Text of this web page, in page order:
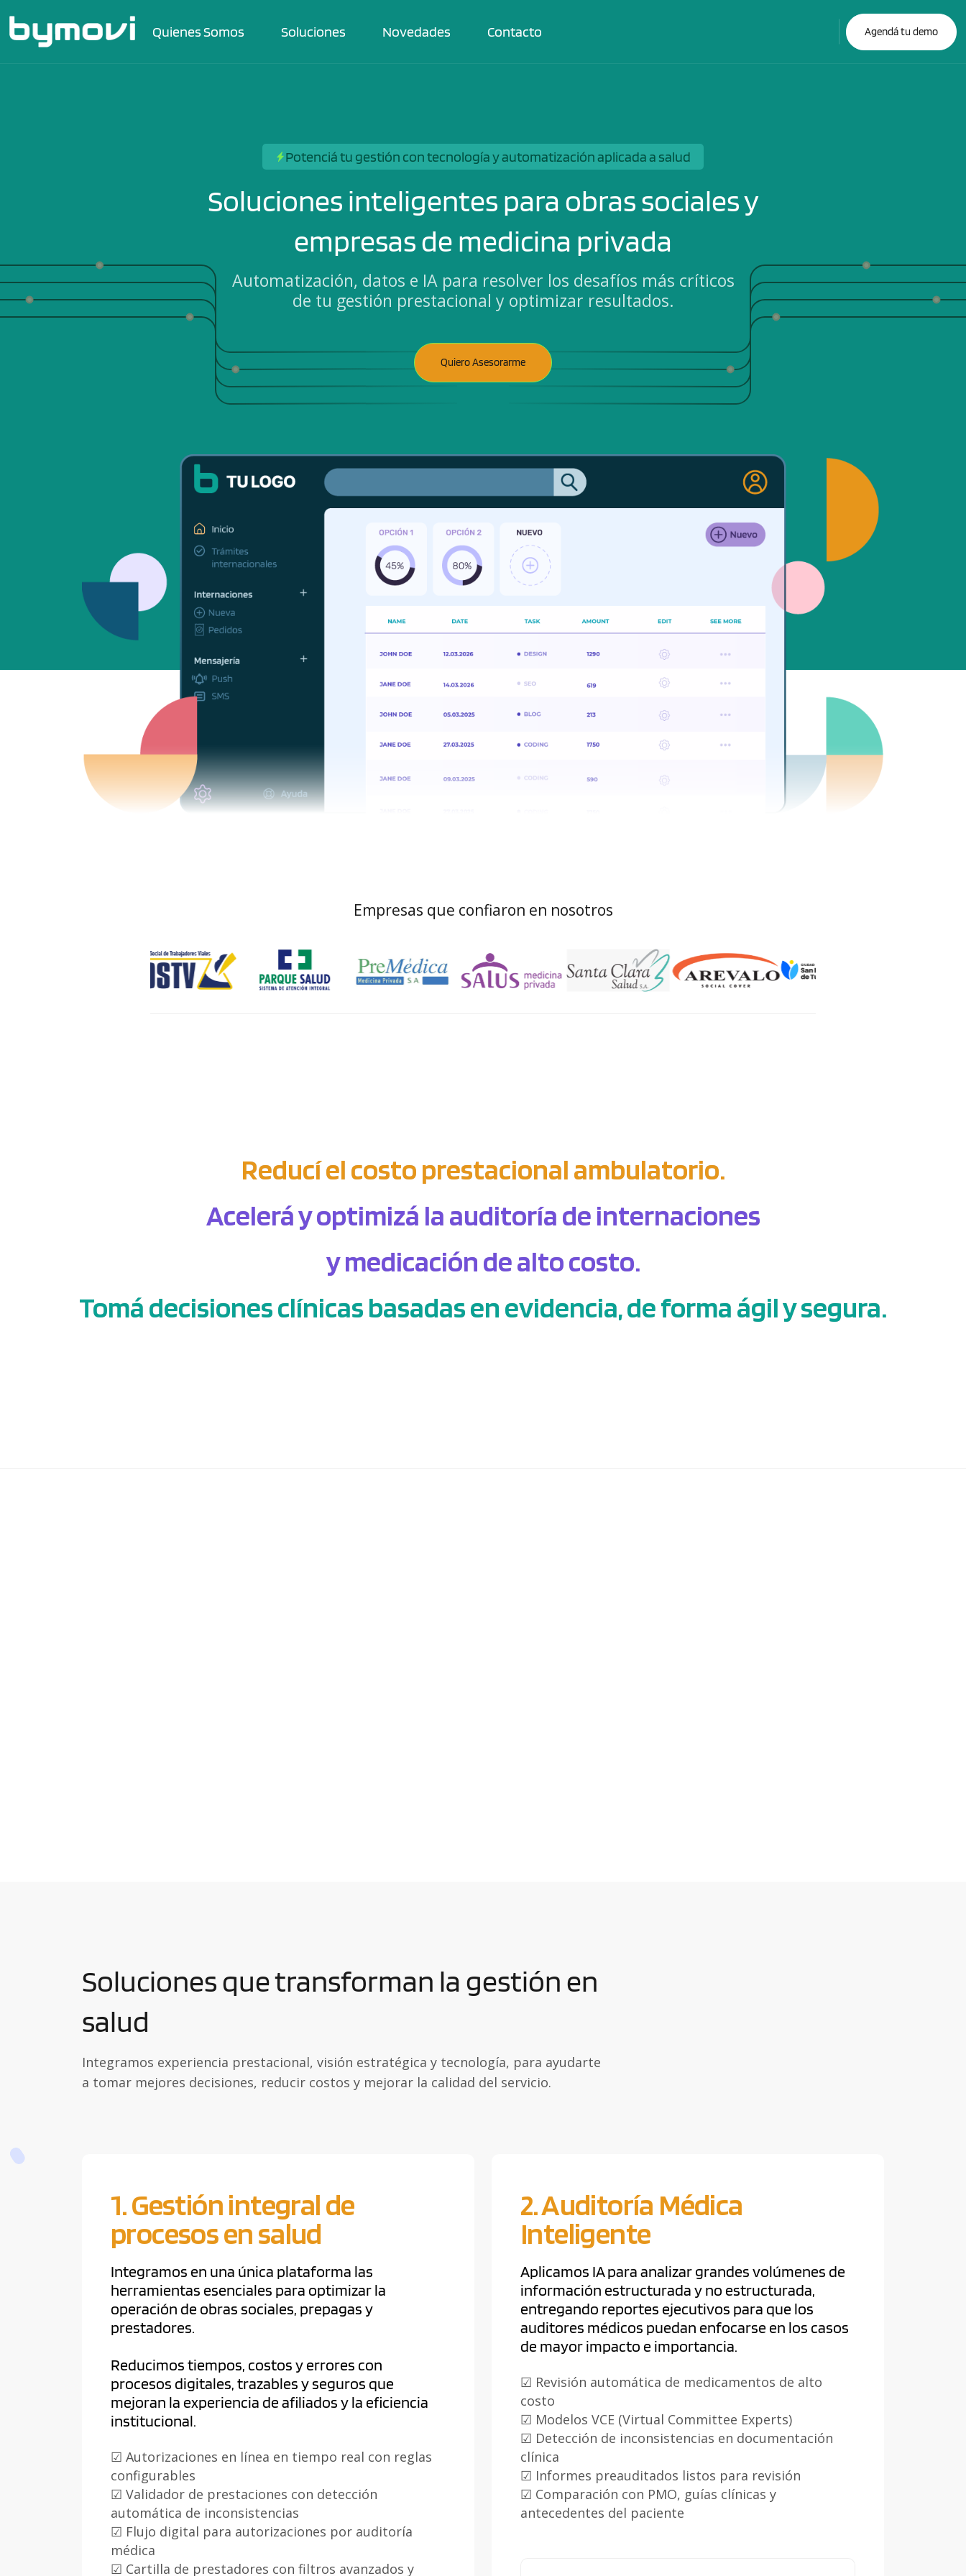
Quienes Somos Soluciones Novedades Contacto Agendá tu demo
Potenciá tu gestión con tecnología y automatización aplicada a salud
Soluciones inteligentes para obras sociales y
empresas de medicina privada
Automatización, datos e IA para resolver los desafíos más críticos
de tu gestión prestacional y optimizar resultados.
Quiero Asesorarme
Empresas que confiaron en nosotros
Reducí el costo prestacional ambulatorio.
Acelerá y optimizá la auditoría de internaciones
y medicación de alto costo.
Tomá decisiones clínicas basadas en evidencia, de forma ágil y segura.
Soluciones que transforman la gestión en
salud
Integramos experiencia prestacional, visión estratégica y tecnología, para ayudarte
a tomar mejores decisiones, reducir costos y mejorar la calidad del servicio.
1. Gestión integral de
procesos en salud
Integramos en una única plataforma las
herramientas esenciales para optimizar la
operación de obras sociales, prepagas y
prestadores.
Reducimos tiempos, costos y errores con
procesos digitales, trazables y seguros que
mejoran la experiencia de afiliados y la eficiencia
institucional.
☑ Autorizaciones en línea en tiempo real con reglas
configurables
☑ Validador de prestaciones con detección
automática de inconsistencias
☑ Flujo digital para autorizaciones por auditoría
médica
☑ Cartilla de prestadores con filtros avanzados y
2. Auditoría Médica
Inteligente
Aplicamos IA para analizar grandes volúmenes de
información estructurada y no estructurada,
entregando reportes ejecutivos para que los
auditores médicos puedan enfocarse en los casos
de mayor impacto e importancia.
☑ Revisión automática de medicamentos de alto
costo
☑ Modelos VCE (Virtual Committee Experts)
☑ Detección de inconsistencias en documentación
clínica
☑ Informes preauditados listos para revisión
☑ Comparación con PMO, guías clínicas y
antecedentes del paciente